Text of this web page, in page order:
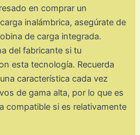
en comprar un
inalámbrica, asegúrate de
de carga integrada.
del fabricante si tu
esta tecnología. Recuerda
característica cada vez
de gama alta, por lo que es
compatible si es relativamente